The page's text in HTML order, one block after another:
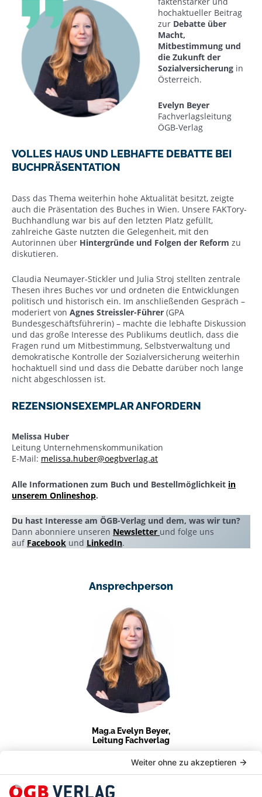
hochaktueller Beitrag
zur Debatte über
Macht,
Mitbestimmung und
die Zukunft der
Sozialversicherung in
Österreich.
Evelyn Beyer
Fachverlagsleitung
ÖGB-Verlag
VOLLES HAUS UND LEBHAFTE DEBATTE BEI
BUCHPRÄSENTATION
Dass das Thema weiterhin hohe Aktualität besitzt, zeigte
auch die Präsentation des Buches in Wien. Unsere FAKTory-
Buchhandlung war bis auf den letzten Platz gefüllt,
zahlreiche Gäste nutzten die Gelegenheit, mit den
Autorinnen über Hintergründe und Folgen der Reform zu
diskutieren.
Claudia Neumayer-Stickler und Julia Stroj stellten zentrale
Thesen ihres Buches vor und ordneten die Entwicklungen
politisch und historisch ein. Im anschließenden Gespräch –
moderiert von Agnes Streissler-Führer (GPA
Bundesgeschäftsführerin) – machte die lebhafte Diskussion
und das große Interesse des Publikums deutlich, dass die
Fragen rund um Mitbestimmung, Selbstverwaltung und
demokratische Kontrolle der Sozialversicherung weiterhin
hochaktuell sind und dass die Debatte darüber noch lange
nicht abgeschlossen ist.
REZENSIONSEXEMPLAR ANFORDERN
Melissa Huber
Leitung Unternehmenskommunikation
E-Mail: melissa.huber@oegbverlag.at
Alle Informationen zum Buch und Bestellmöglichkeit in
unserem Onlineshop.
Du hast Interesse am ÖGB-Verlag und dem, was wir tun?
Dann abonniere unseren Newsletter und folge uns
auf Facebook und LinkedIn.
Ansprechperson
Mag.a Evelyn Beyer,
Leitung Fachverlag
und Sinn für Praxis macht sie Fachliteratur zugänglich,